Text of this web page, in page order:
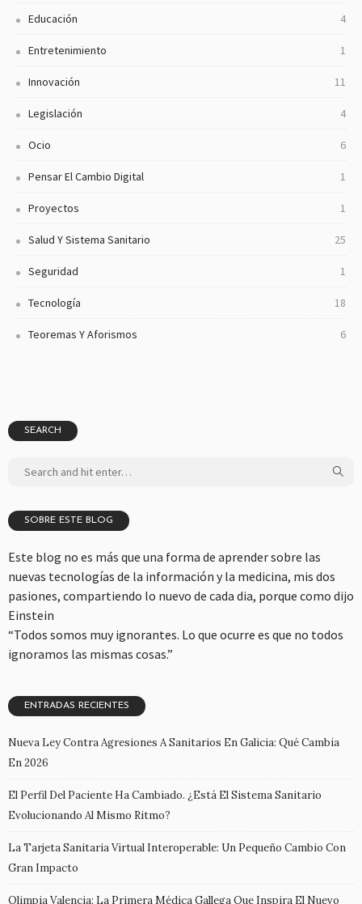
Educación 4
Entretenimiento 1
Innovación 11
Legislación 4
Ocio 6
Pensar El Cambio Digital 1
Proyectos 1
Salud Y Sistema Sanitario 25
Seguridad 1
Tecnología 18
Teoremas Y Aforismos 6
SEARCH
SOBRE ESTE BLOG
Este blog no es más que una forma de aprender sobre las
nuevas tecnologías de la información y la medicina, mis dos
pasiones, compartiendo lo nuevo de cada dia, porque como dijo
Einstein
“Todos somos muy ignorantes. Lo que ocurre es que no todos
ignoramos las mismas cosas.”
ENTRADAS RECIENTES
Nueva Ley Contra Agresiones A Sanitarios En Galicia: Qué Cambia
En 2026
El Perfil Del Paciente Ha Cambiado. ¿Está El Sistema Sanitario
Evolucionando Al Mismo Ritmo?
La Tarjeta Sanitaria Virtual Interoperable: Un Pequeño Cambio Con
Gran Impacto
Olimpia Valencia: La Primera Médica Gallega Que Inspira El Nuevo